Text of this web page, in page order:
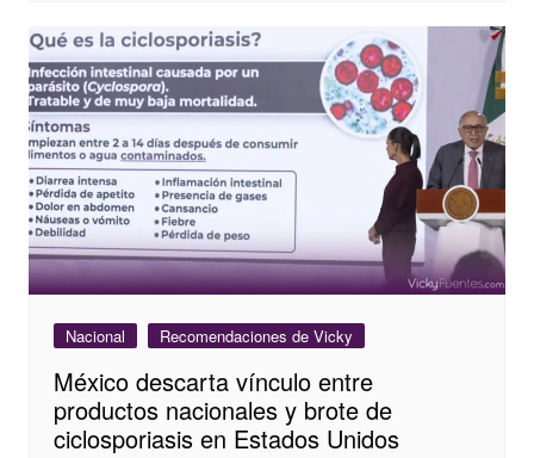
Nacional Recomendaciones de Vicky
México descarta vínculo entre
productos nacionales y brote de
ciclosporiasis en Estados Unidos